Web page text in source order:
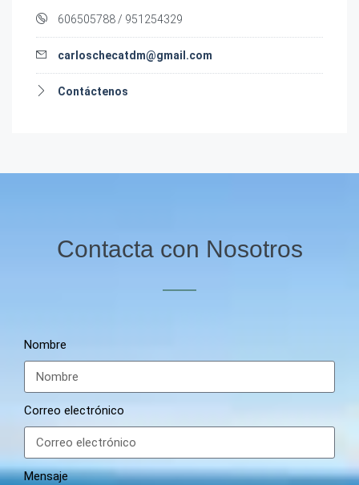
606505788 / 951254329
carloschecatdm@gmail.com
Contáctenos
Contacta con Nosotros
Nombre
Correo electrónico
Mensaje